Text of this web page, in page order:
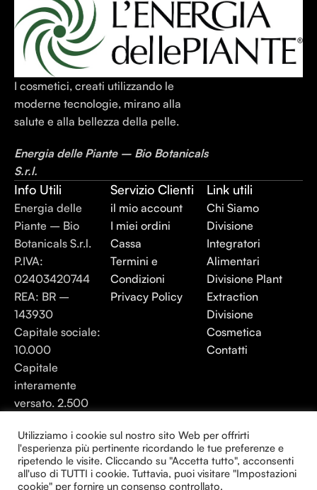
I cosmetici, creati utilizzando le
moderne tecnologie, mirano alla
salute e alla bellezza della pelle.
Energia delle Piante – Bio Botanicals
S.r.l.
Info Utili
Energia delle
Piante – Bio
Botanicals S.r.l.
P.IVA:
02403420744
REA: BR –
143930
Capitale sociale:
10.000
Capitale
interamente
versato. 2.500
Servizio Clienti
il mio account
I miei ordini
Cassa
Termini e
Condizioni
Privacy Policy
Link utili
Chi Siamo
Divisione
Integratori
Alimentari
Divisione Plant
Extraction
Divisione
Cosmetica
Contatti
Energia elle Piante 2025 - Tutti i diritti
riservati.
Creato da Consulenza24H
Utilizziamo i cookie sul nostro sito Web per offrirti
l'esperienza più pertinente ricordando le tue preferenze e
ripetendo le visite. Cliccando su "Accetta tutto", acconsenti
all'uso di TUTTI i cookie. Tuttavia, puoi visitare "Impostazioni
cookie" per fornire un consenso controllato.